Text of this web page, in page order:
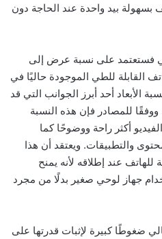
بسهولة بيد واحدة عند الحاجة دون
فستعتمد على نسبة عرض إلى
القابلة للطي الموجودة حاليًا في
الأبعاد أحد أبرز الجوانب التي قد
للمصادر فإن هذه النسبة
أكثر راحة ووضوحًا كما
والتطبيقات. ويعتقد أن هذا
عند إطلاقه لأنه يمنح
جهاز لوحي صغير بدلًا من مجرد
ضغوطًا كبيرة لإثبات قدرتها على